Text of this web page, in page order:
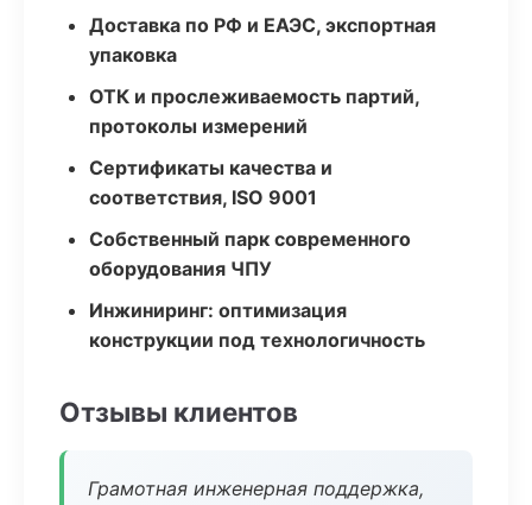
Доставка по РФ и ЕАЭС, экспортная
упаковка
ОТК и прослеживаемость партий,
протоколы измерений
Сертификаты качества и
соответствия, ISO 9001
Собственный парк современного
оборудования ЧПУ
Инжиниринг: оптимизация
конструкции под технологичность
Отзывы клиентов
Грамотная инженерная поддержка,